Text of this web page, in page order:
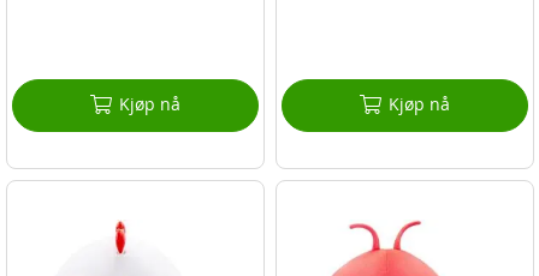
Kjøp nå Kjøp nå